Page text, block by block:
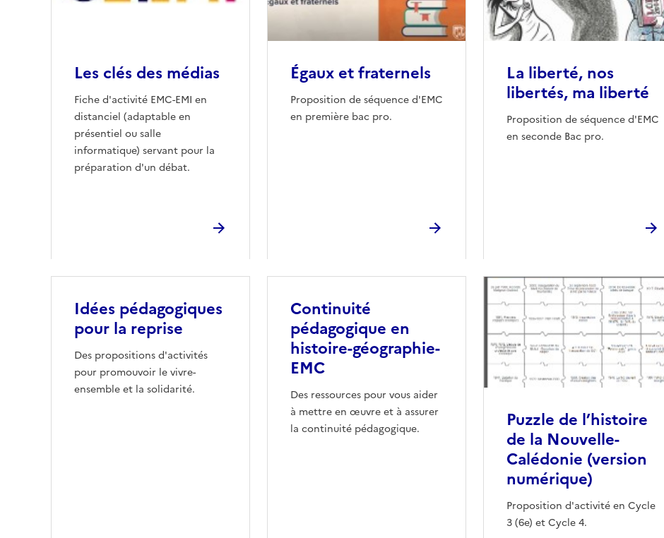
Les clés des médias
Fiche d'activité EMC-EMI en
distanciel (adaptable en
présentiel ou salle
informatique) servant pour la
préparation d'un débat.
Égaux et fraternels
Proposition de séquence d'EMC
en première bac pro.
La liberté, nos
libertés, ma liberté
Proposition de séquence d'EMC
en seconde Bac pro.
Idées pédagogiques
pour la reprise
Des propositions d'activités
pour promouvoir le vivre-
ensemble et la solidarité.
Continuité
pédagogique en
histoire-géographie-
EMC
Des ressources pour vous aider
à mettre en œuvre et à assurer
la continuité pédagogique.
Puzzle de l’histoire
de la Nouvelle-
Calédonie (version
numérique)
Proposition d'activité en Cycle
3 (6e) et Cycle 4.